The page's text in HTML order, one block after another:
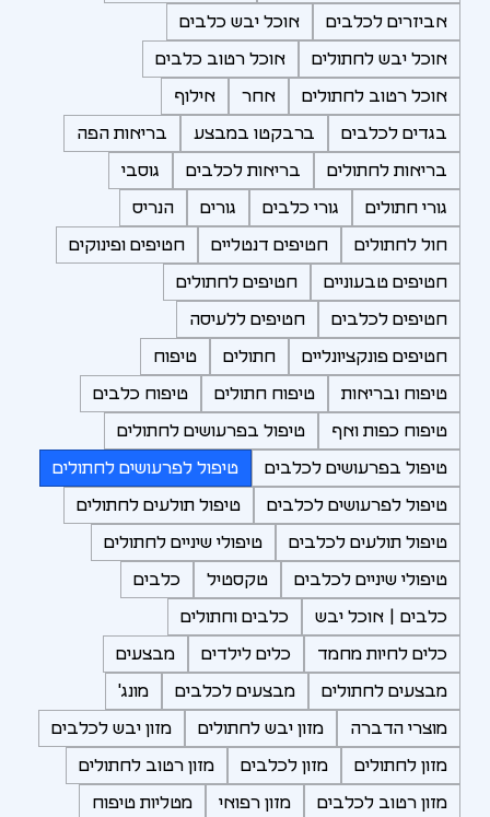
אביזרים לכלבים אוכל יבש כלבים
אוכל יבש לחתולים אוכל רטוב כלבים
אוכל רטוב לחתולים אחר אילוף
בגדים לכלבים ברבקטו במבצע בריאות הפה
בריאות לחתולים בריאות לכלבים גוסבי
גורי חתולים גורי כלבים גורים הנריס
חול לחתולים חטיפים דנטליים חטיפים ופינוקים
חטיפים טבעוניים חטיפים לחתולים
חטיפים לכלבים חטיפים ללעיסה
חטיפים פונקציונליים חתולים טיפוח
טיפוח ובריאות טיפוח חתולים טיפוח כלבים
טיפוח כפות ואף טיפול בפרעושים לחתולים
טיפול בפרעושים לכלבים טיפול לפרעושים לחתולים
טיפול לפרעושים לכלבים טיפול תולעים לחתולים
טיפול תולעים לכלבים טיפולי שיניים לחתולים
טיפולי שיניים לכלבים טקסטיל כלבים
כלבים | אוכל יבש כלבים וחתולים
כלים לחיות מחמד כלים לילדים מבצעים
מבצעים לחתולים מבצעים לכלבים מונג'
מוצרי הדברה מזון יבש לחתולים מזון יבש לכלבים
מזון לחתולים מזון לכלבים מזון רטוב לחתולים
מזון רטוב לכלבים מזון רפואי מטליות טיפוח